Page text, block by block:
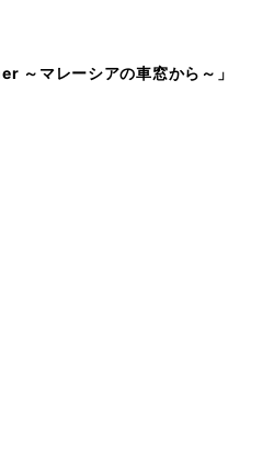
～マレーシアの車窓から～」